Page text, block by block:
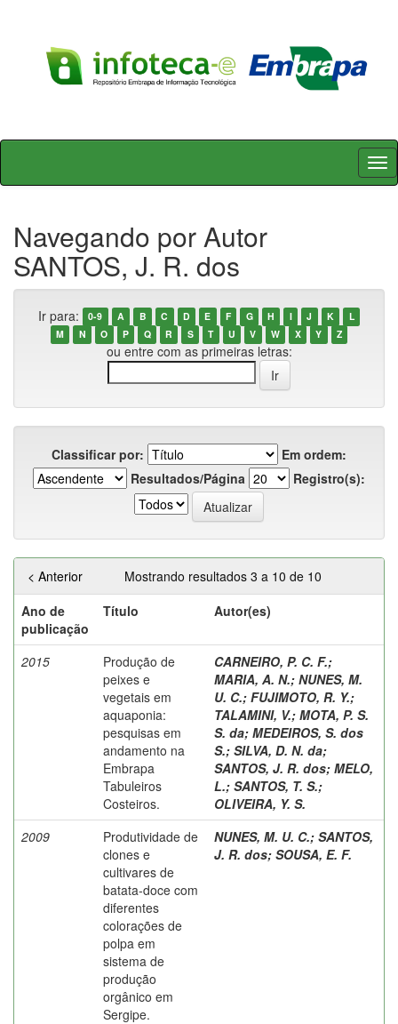
Skip
Navegando por Autor
SANTOS, J. R. dos
Ir para: 0-9 A B C D E F G H I J K
L
M
N O P Q R S T U V W X Y Z
ou entre com as primeiras letras:
Classificar por:
Em ordem:
Resultados/Página
Registro(s):
Mostrando resultados 3 a 10 de 10
< Anterior
Ano de
publicação
Título Autor(es)
2015
Produção de
peixes e
vegetais em
aquaponia:
pesquisas em
andamento na
Embrapa
Tabuleiros
Costeiros.
CARNEIRO, P. C. F.;
MARIA, A. N.; NUNES, M.
U. C.; FUJIMOTO, R. Y.;
TALAMINI, V.; MOTA, P. S.
S. da; MEDEIROS, S. dos
S.; SILVA, D. N. da;
SANTOS, J. R. dos; MELO,
L.; SANTOS, T. S.;
OLIVEIRA, Y. S.
2009
Produtividade de
clones e
cultivares de
batata-doce com
diferentes
colorações de
polpa em
sistema de
produção
orgânico em
Sergipe.
NUNES, M. U. C.; SANTOS,
J. R. dos; SOUSA, E. F.